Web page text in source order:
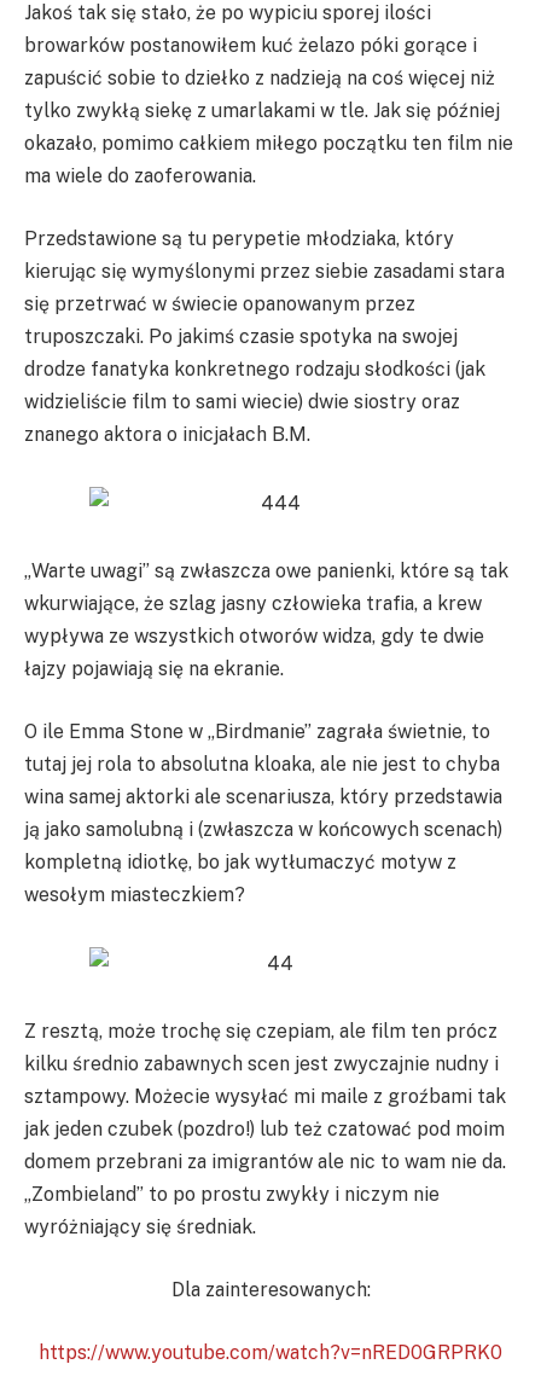
Jakoś tak się stało, że po wypiciu sporej ilości
browarków postanowiłem kuć żelazo póki gorące i
zapuścić sobie to dziełko z nadzieją na coś więcej niż
tylko zwykłą siekę z umarlakami w tle. Jak się później
okazało, pomimo całkiem miłego początku ten film nie
ma wiele do zaoferowania.
Przedstawione są tu perypetie młodziaka, który
kierując się wymyślonymi przez siebie zasadami stara
się przetrwać w świecie opanowanym przez
truposzczaki. Po jakimś czasie spotyka na swojej
drodze fanatyka konkretnego rodzaju słodkości (jak
widzieliście film to sami wiecie) dwie siostry oraz
znanego aktora o inicjałach B.M.
„Warte uwagi” są zwłaszcza owe panienki, które są tak
wkurwiające, że szlag jasny człowieka trafia, a krew
wypływa ze wszystkich otworów widza, gdy te dwie
łajzy pojawiają się na ekranie.
O ile Emma Stone w „Birdmanie” zagrała świetnie, to
tutaj jej rola to absolutna kloaka, ale nie jest to chyba
wina samej aktorki ale scenariusza, który przedstawia
ją jako samolubną i (zwłaszcza w końcowych scenach)
kompletną idiotkę, bo jak wytłumaczyć motyw z
wesołym miasteczkiem?
Z resztą, może trochę się czepiam, ale film ten prócz
kilku średnio zabawnych scen jest zwyczajnie nudny i
sztampowy. Możecie wysyłać mi maile z groźbami tak
jak jeden czubek (pozdro!) lub też czatować pod moim
domem przebrani za imigrantów ale nic to wam nie da.
„Zombieland” to po prostu zwykły i niczym nie
wyróżniający się średniak.
Dla zainteresowanych:
https://www.youtube.com/watch?v=nRED0GRPRK0